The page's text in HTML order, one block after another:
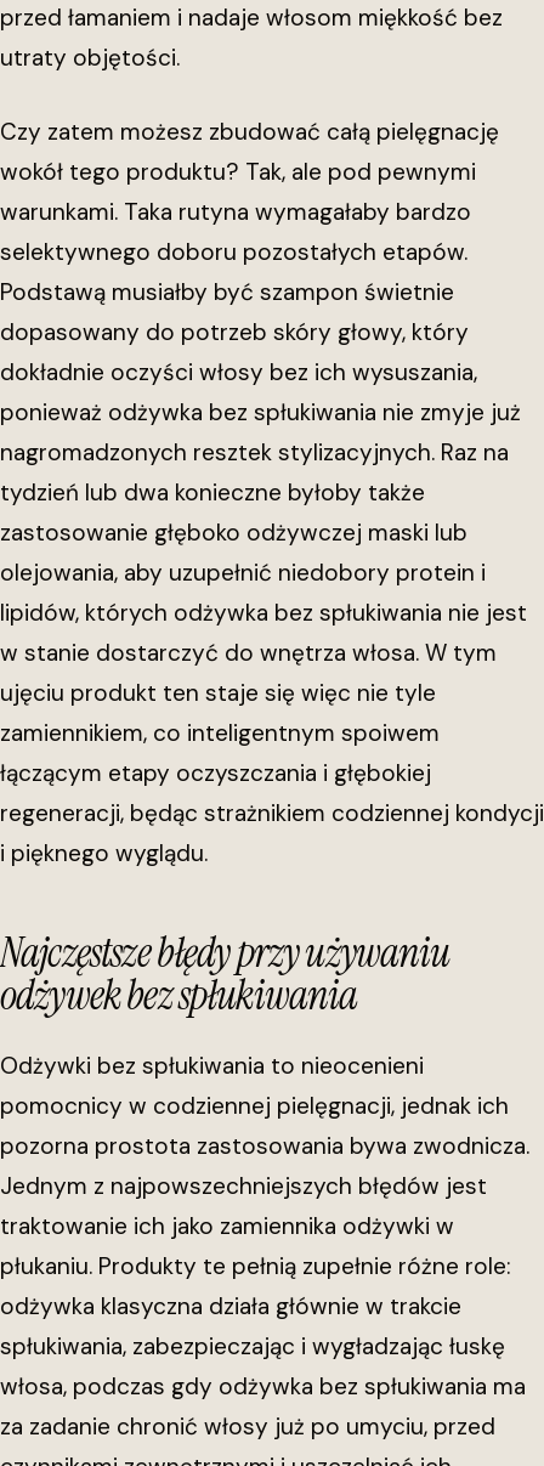
przed łamaniem i nadaje włosom miękkość bez
utraty objętości.
Czy zatem możesz zbudować całą pielęgnację
wokół tego produktu? Tak, ale pod pewnymi
warunkami. Taka rutyna wymagałaby bardzo
selektywnego doboru pozostałych etapów.
Podstawą musiałby być szampon świetnie
dopasowany do potrzeb skóry głowy, który
dokładnie oczyści włosy bez ich wysuszania,
ponieważ odżywka bez spłukiwania nie zmyje już
nagromadzonych resztek stylizacyjnych. Raz na
tydzień lub dwa konieczne byłoby także
zastosowanie głęboko odżywczej maski lub
olejowania, aby uzupełnić niedobory protein i
lipidów, których odżywka bez spłukiwania nie jest
w stanie dostarczyć do wnętrza włosa. W tym
ujęciu produkt ten staje się więc nie tyle
zamiennikiem, co inteligentnym spoiwem
łączącym etapy oczyszczania i głębokiej
regeneracji, będąc strażnikiem codziennej kondycji
i pięknego wyglądu.
Najczęstsze błędy przy używaniu
odżywek bez spłukiwania
Odżywki bez spłukiwania to nieocenieni
pomocnicy w codziennej pielęgnacji, jednak ich
pozorna prostota zastosowania bywa zwodnicza.
Jednym z najpowszechniejszych błędów jest
traktowanie ich jako zamiennika odżywki w
płukaniu. Produkty te pełnią zupełnie różne role:
odżywka klasyczna działa głównie w trakcie
spłukiwania, zabezpieczając i wygładzając łuskę
włosa, podczas gdy odżywka bez spłukiwania ma
za zadanie chronić włosy już po umyciu, przed